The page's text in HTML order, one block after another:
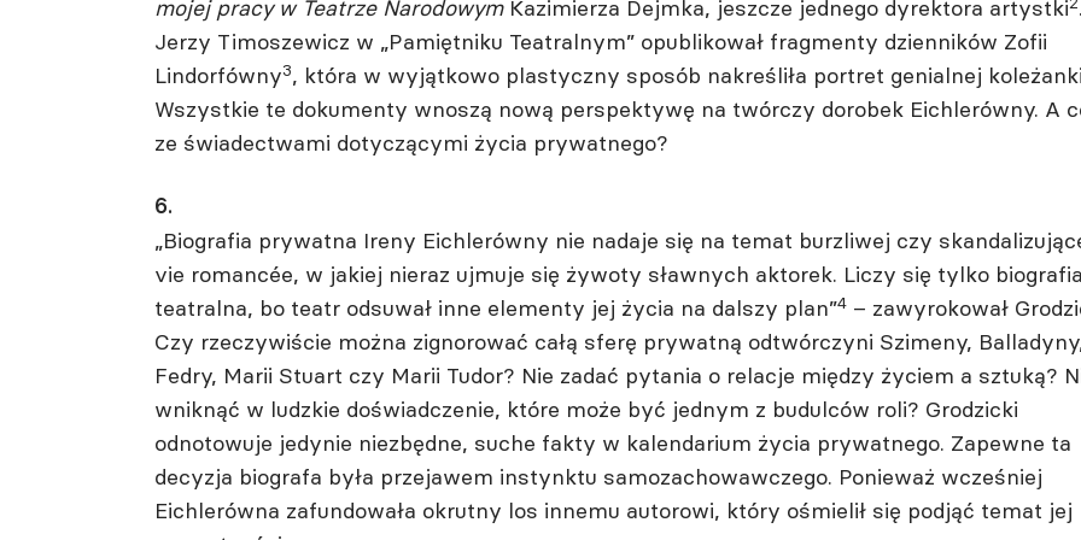
mojej pracy w Teatrze Narodowym Kazimierza Dejmka, jeszcze jednego dyrektora artystki .
Jerzy Timoszewicz w „Pamiętniku Teatralnym” opublikował fragmenty dzienników Zofii
Lindorfówny3, która w wyjątkowo plastyczny sposób nakreśliła portret genialnej
Wszystkie te dokumenty wnoszą nową perspektywę na twórczy dorobek Eichlerówny. A
ze świadectwami dotyczącymi życia prywatnego?
6.
„Biografia prywatna Ireny Eichlerówny nie nadaje się na temat burzliwej czy
vie romancée, w jakiej nieraz ujmuje się żywoty sławnych aktorek. Liczy się tylko biografia
teatralna, bo teatr odsuwał inne elementy jej życia na dalszy plan”4 – zawyrokował
Czy rzeczywiście można zignorować całą sferę prywatną odtwórczyni Szimeny,
Fedry, Marii Stuart czy Marii Tudor? Nie zadać pytania o relacje między życiem a sztuką?
wniknąć w ludzkie doświadczenie, które może być jednym z budulców roli? Grodzicki
odnotowuje jedynie niezbędne, suche fakty w kalendarium życia prywatnego. Zapewne ta
decyzja biografa była przejawem instynktu samozachowawczego. Ponieważ wcześniej
Eichlerówna zafundowała okrutny los innemu autorowi, który ośmielił się podjąć temat jej